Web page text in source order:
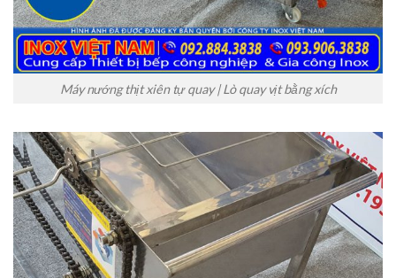
Máy nướng thịt xiên tự quay | Lò quay vịt bằng xích